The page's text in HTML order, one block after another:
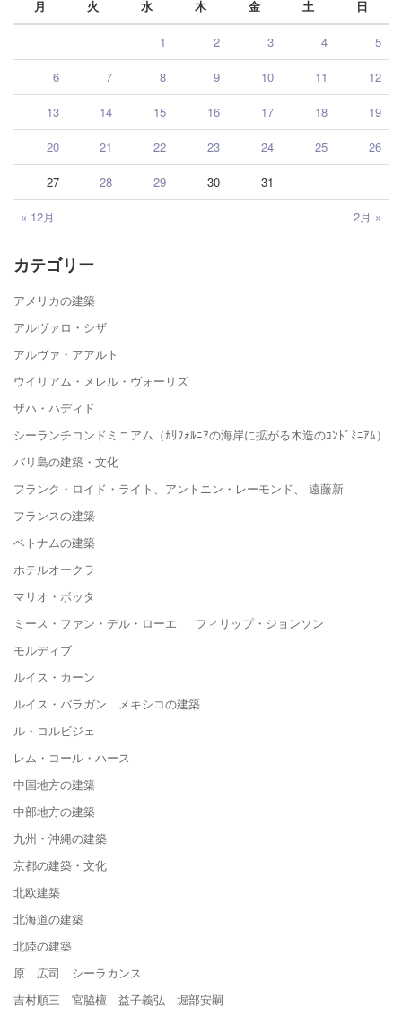
月
火 水 木 金 土 日
« 12月 2月 »
1 2 3 4 5
6 7 8 9 10 11 12
13 14 15 16 17 18 19
20 21 22 23 24 25 26
27 28 29 30 31
カテゴリー
アメリカの建築
アルヴァロ・シザ
アルヴァ・アアルト
ウイリアム・メレル・ヴォーリズ
ザハ・ハディド
シーランチコンドミニアム（ｶﾘﾌｫﾙﾆｱの海岸に拡がる木造のｺﾝﾄﾞﾐﾆｱﾑ）
バリ島の建築・文化
フランク・ロイド・ライト、アントニン・レーモンド、 遠藤新
フランスの建築
ベトナムの建築
ホテルオークラ
マリオ・ボッタ
ミース・ファン・デル・ローエ フィリップ・ジョンソン
モルディブ
ルイス・カーン
ルイス・バラガン メキシコの建築
ル・コルビジェ
レム・コール・ハース
中国地方の建築
中部地方の建築
九州・沖縄の建築
京都の建築・文化
北欧建築
北海道の建築
北陸の建築
原 広司 シーラカンス
吉村順三 宮脇檀 益子義弘 堀部安嗣